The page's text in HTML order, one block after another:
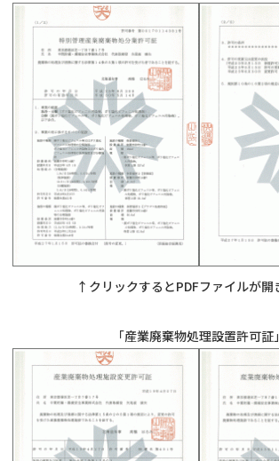
↑クリックするとPDFファイルが開
「産業廃棄物処理設置許可証」